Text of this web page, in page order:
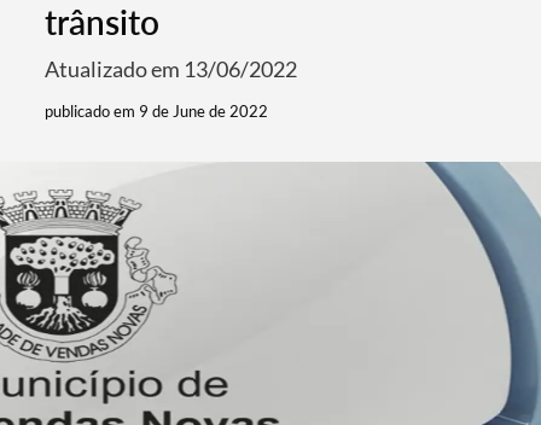
trânsito
Atualizado em 13/06/2022
publicado em 9 de June de 2022